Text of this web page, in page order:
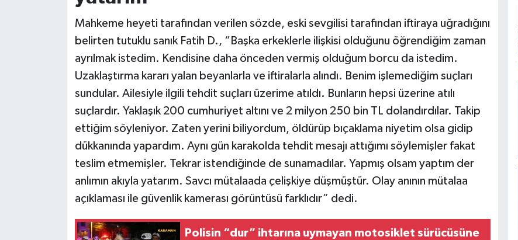
Mahkeme heyeti tarafından verilen sözde, eski sevgilisi tarafından iftiraya uğradığını
belirten tutuklu sanık Fatih D., “Başka erkeklerle ilişkisi olduğunu öğrendiğim zaman
ayrılmak istedim. Kendisine daha önceden vermiş olduğum borcu da istedim.
Uzaklaştırma kararı yalan beyanlarla ve iftiralarla alındı. Benim işlemediğim suçları
sundular. Ailesiyle ilgili tehdit suçları üzerime atıldı. Bunların hepsi üzerine atılı
suçlardır. Yaklaşık 200 cumhuriyet altını ve 2 milyon 250 bin TL dolandırdılar. Takip
ettiğim söyleniyor. Zaten yerini biliyordum, öldürüp bıçaklama niyetim olsa gidip
dükkanında yapardım. Aynı gün karakolda tehdit mesajı attığımı söylemişler fakat
teslim etmemişler. Tekrar istendiğinde de sunamadılar. Yapmış olsam yaptım der
anlımın akıyla yatarım. Savcı mütalaada çelişkiye düşmüştür. Olay anının mütalaa
açıklaması ile güvenlik kamerası görüntüsü farklıdır” dedi.
Polisin “dur” ihtarına uymayan motosiklet sürücüsüne